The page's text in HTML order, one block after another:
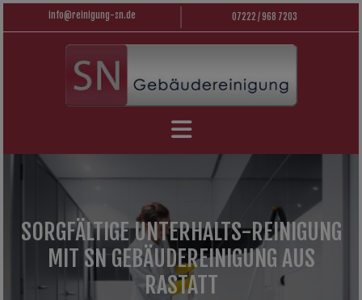
info@reinigung-sn.de 07222 / 968 7203
SORGFÄLTIGE UNTERHALTS-REINIGUNG
MIT SN GEBÄUDEREINIGUNG AUS
RASTATT